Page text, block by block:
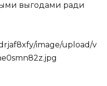
выгодами ради
image/upload/v